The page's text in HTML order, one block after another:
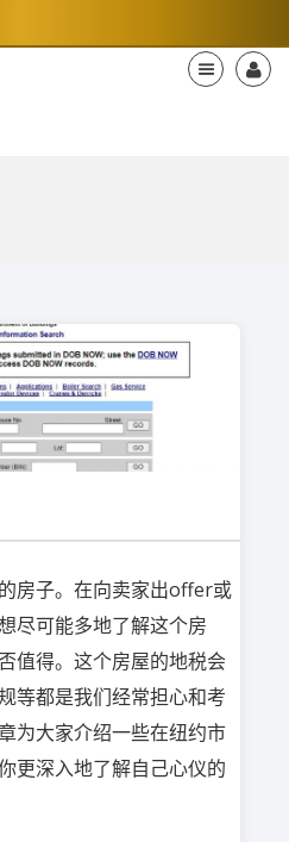
房子。在向卖家出offer或
尽可能多地了解这个房
值得。这个房屋的地税会
等都是我们经常担心和考
为大家介绍一些在纽约市
更深入地了解自己心仪的